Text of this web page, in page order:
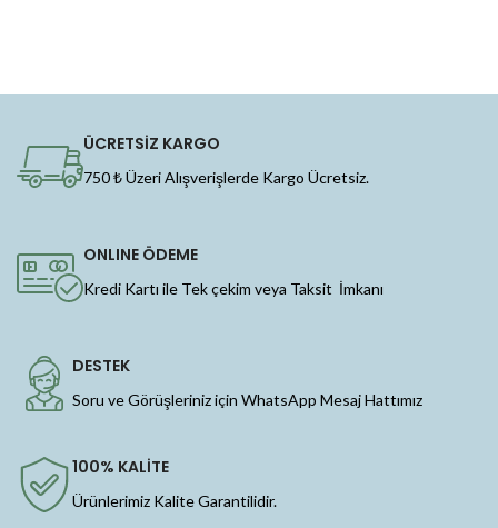
ÜCRETSİZ KARGO
750 ₺ Üzeri Alışverişlerde Kargo Ücretsiz.
ONLINE ÖDEME
Kredi Kartı ile Tek çekim veya Taksit İmkanı
DESTEK
Soru ve Görüşleriniz için WhatsApp Mesaj Hattımız
100% KALİTE
Ürünlerimiz Kalite Garantilidir.